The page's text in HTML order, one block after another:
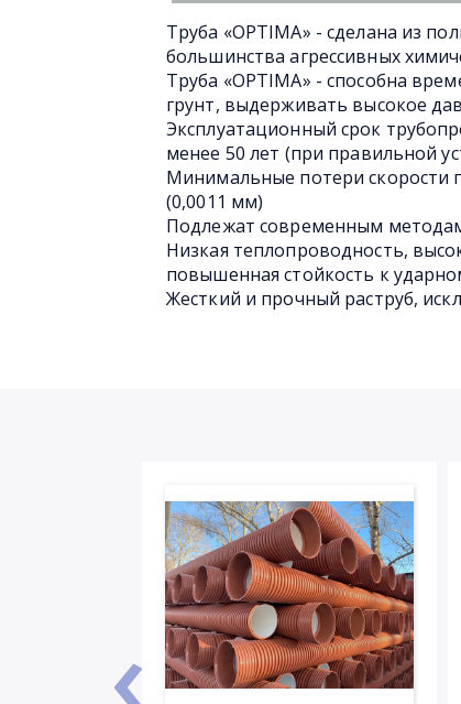
Труба «OPTIMA» - сделана из
большинства агрессивных
Труба «OPTIMA» - способна
грунт, выдерживать высокое
Эксплуатационный срок
менее 50 лет (при правильной
Минимальные потери скорости
(0,0011 мм)
Подлежат современным
Низкая теплопроводность,
повышенная стойкость к
Жесткий и прочный раструб,
‹